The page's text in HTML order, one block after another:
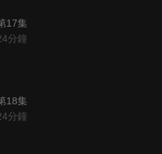
17集
分鐘
18集
分鐘